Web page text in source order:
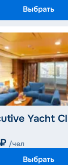
Выбрать
Yacht
₽ /чел
Выбрать